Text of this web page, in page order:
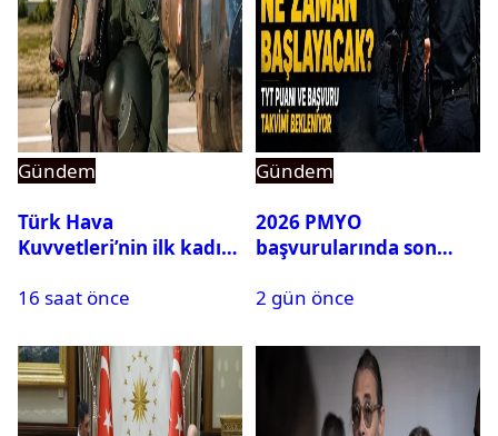
Gündem
Türk Hava
Kuvvetleri’nin ilk kadın
Karapınar hakkında
ortaya çıktı
16 saat önce
Gündem
2026 PMYO
başvurularında son
2 gün önce